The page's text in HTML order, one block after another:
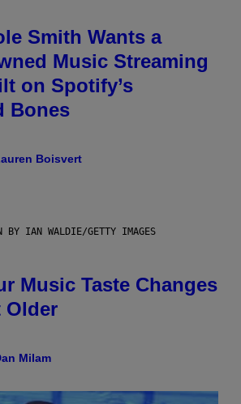
Smith Wants a
Music Streaming
on Spotify’s
Bones
Boisvert
BY IAN WALDIE/GETTY IMAGES
Music Taste Changes
Older
Milam